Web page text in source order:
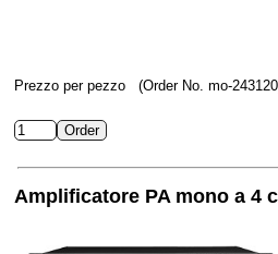
Prezzo per pezzo (Order No. mo-
Amplificatore PA mono a 4